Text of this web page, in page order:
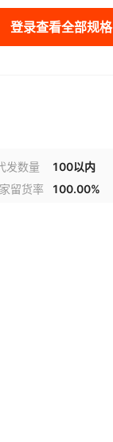
登录查看全部规格
发数量 100以内
留货率 100.00%